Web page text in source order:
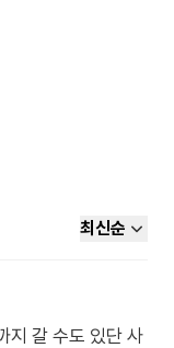
최신순
지 갈 수도 있단 사